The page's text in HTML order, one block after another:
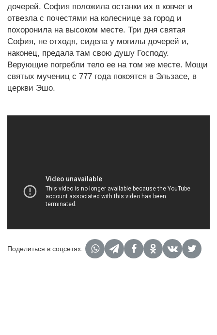
дочерей. София положила останки их в ковчег и
отвезла с почестями на колеснице за город и
похоронила на высоком месте. Три дня святая
София, не отходя, сидела у могилы дочерей и,
наконец, предала там свою душу Господу.
Верующие погребли тело ее на том же месте. Мощи
святых мучениц с 777 года покоятся в Эльзасе, в
церкви Эшо.
Поделиться в соцсетях: